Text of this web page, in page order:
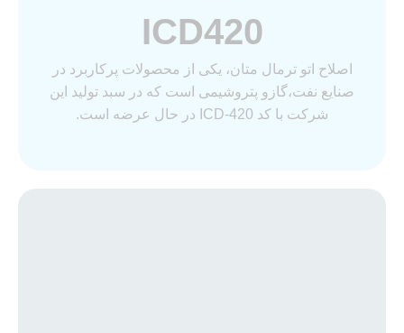
ICD420
اصلاح اتو ترمال متان، یکی از محصولات پرکاربرد در
صنایع نفت،گازو پتروشیمی است که در سبد تولید این
شرکت با کد ICD-420 در حال عرضه است.